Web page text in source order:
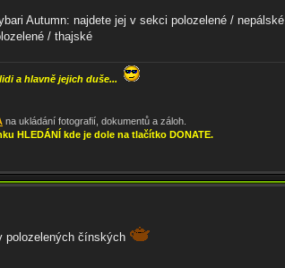
Autumn: najdete jej v sekci polozelené / nepálské.
/ thajské
a hlavně jejich duše...
na ukládání fotografií, dokumentů a záloh.
HLEDÁNÍ kde je dole na tlačítko DONATE.
polozelených čínských